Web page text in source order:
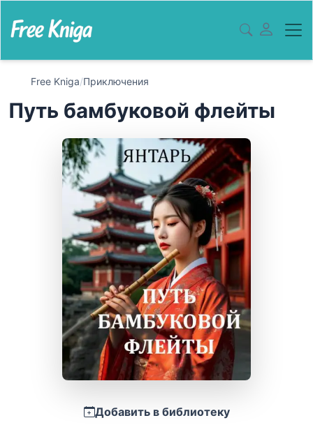
Free Kniga/Приключения
Путь бамбуковой флейты
Добавить в библиотеку